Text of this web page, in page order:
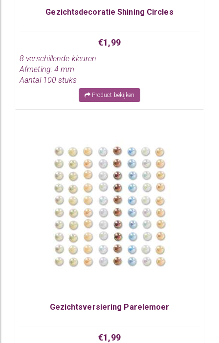
Gezichtsdecoratie Shining Circles
€1,99
8 verschillende kleuren
Afmeting: 4 mm
Aantal 100 stuks
Product bekijken
Gezichtsversiering Parelemoer
€1,99